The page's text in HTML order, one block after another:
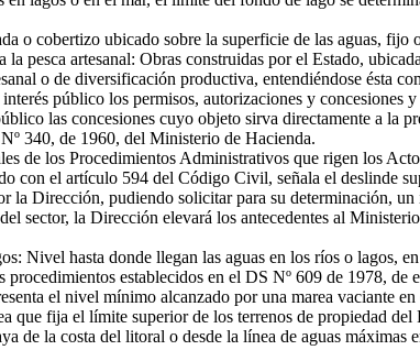
o cobertizo ubicado sobre la superficie de las aguas, fijo
pesca artesanal: Obras construidas por el Estado,
o de diversificación productiva, entendiéndose ésta
público los permisos, autorizaciones y
las concesiones cuyo objeto sirva directamente a la
340, de 1960, del Ministerio de Hacienda.
de los Procedimientos Administrativos que rigen los
el artículo 594 del Código Civil, señala el deslinde
Dirección, pudiendo solicitar para su determinación,
sector, la Dirección elevará los antecedentes al
Nivel hasta donde llegan las aguas en los ríos o lagos,
establecidos en el DS Nº 609 de 1978,
el nivel mínimo alcanzado por una marea vaciante
fija el límite superior de los terrenos de propiedad
de la costa del litoral o desde la línea de aguas